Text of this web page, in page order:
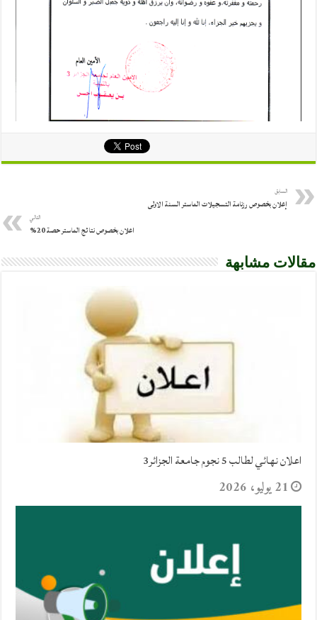
السابق
إعلان بخصوص رزنامة التسجيلات الماستر السنة الاولى
التالي
اعلان بخصوص نتائج الماستر حصة 20%
مقالات مشابهة
اعلان نهائي لطالب 5 نجوم جامعة الجزائر3
21 يوليو، 2026